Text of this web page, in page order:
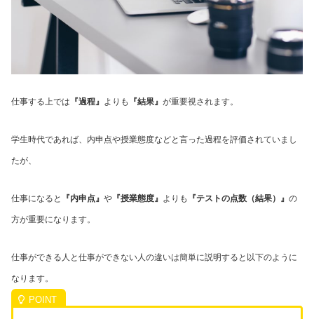
仕事する上では 『過程』 よりも 『結果』 が重要視されます。
学生時代であれば、内申点や授業態度などと言った過程を評価されていまし
たが、
仕事になると 『内申点』 や 『授業態度』 よりも 『テストの点数（結果）』 の
方が重要になります。
仕事ができる人と仕事ができない人の違いは簡単に説明すると以下のように
なります。